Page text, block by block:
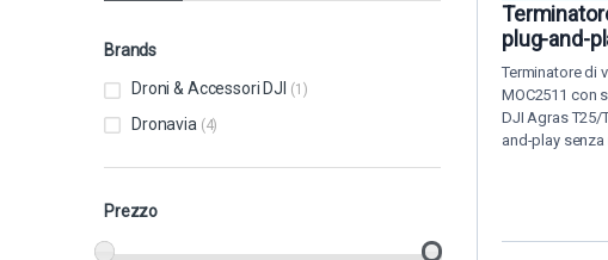
plug-and-
Terminatore di
MOC2511 con
DJI Agras T25/
and-play
Brands
Droni & Accessori DJI (1)
Dronavia (4)
Prezzo